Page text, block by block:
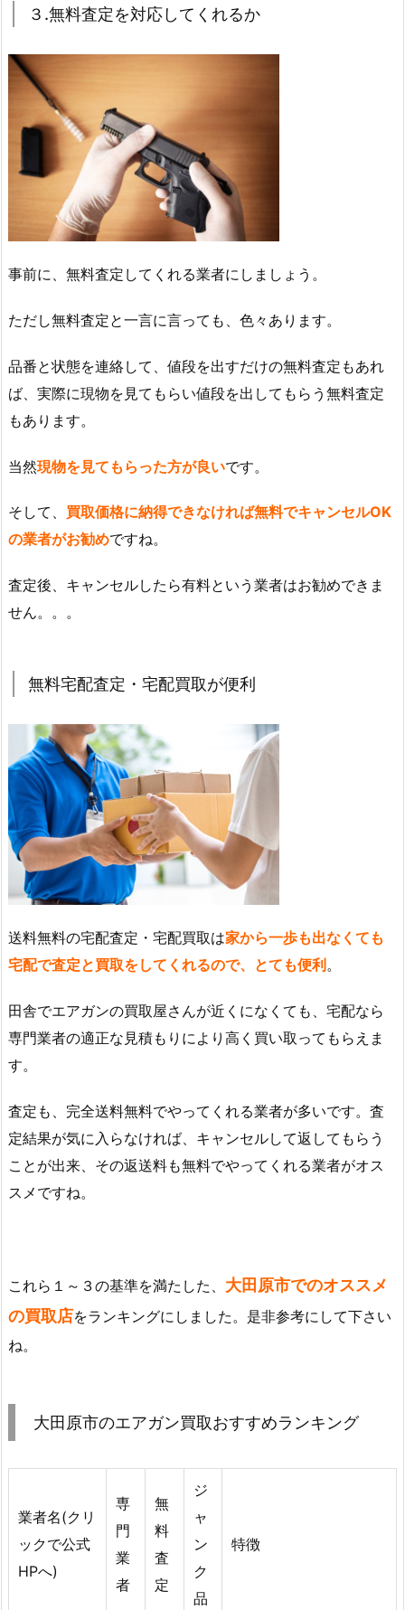
３.無料査定を対応してくれるか
事前に、無料査定してくれる業者にしましょう。
ただし無料査定と一言に言っても、色々あります。
品番と状態を連絡して、値段を出すだけの無料査定もあれ
ば、実際に現物を見てもらい値段を出してもらう無料査定
もあります。
当然現物を見てもらった方が良いです。
そして、 買取価格に納得できなければ無料でキャンセルOK
の業者がお勧めですね。
査定後、キャンセルしたら有料という業者はお勧めできま
せん。。。
無料宅配査定・宅配買取が便利
送料無料の宅配査定・宅配買取は家から一歩も出なくても
宅配で査定と買取をしてくれるので、とても便利。
田舎でエアガンの買取屋さんが近くになくても、宅配なら
専門業者の適正な見積もりにより高く買い取ってもらえま
す。
査定も、完全送料無料でやってくれる業者が多いです。査
定結果が気に入らなければ、キャンセルして返してもらう
ことが出来、その返送料も無料でやってくれる業者がオス
スメですね。
これら１～３の基準を満たした、 大田原市でのオススメ
の買取店をランキングにしました。是非参考にして下さい
ね。
大田原市のエアガン買取おすすめランキング
業者名(クリ
ックで公式
HPへ)
専
門
業
者
無
料
査
定
ジ
ャ
ン
ク
品
特徴